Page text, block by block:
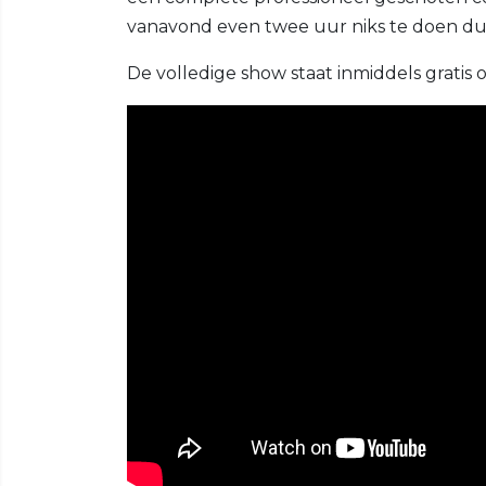
vanavond even twee uur niks te doen
De volledige show staat inmiddels gratis